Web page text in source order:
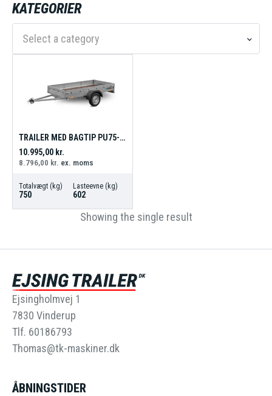
KATEGORIER
Select a category
Showing the single result
TRAILER MED BAGTIP PU75-2613
10.995,00 kr.
8.796,00 kr. ex. moms
Totalvægt (kg)
750
Lasteevne (kg)
602
Ejsingholmvej 1
7830 Vinderup
Tlf. 60186793
Thomas@tk-maskiner.dk
ÅBNINGSTIDER